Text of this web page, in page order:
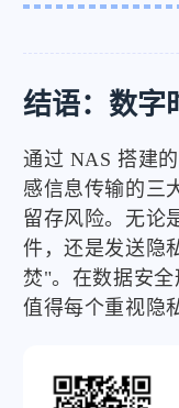
结语：数字
通过 NAS 搭建
感信息传输的三
留存风险。无论
件，还是发送隐
焚"。在数据安
值得每个重视隐